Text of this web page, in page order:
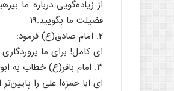
از زیاده‌گویی درباره ما
فضیلت ما بگویید.۱۹
۲. امام صادق(ع) فرمود:
ای کامل! برای ما پروردگاری
۳. امام باقر(ع) خطاب به ابوحمزه ثمالی فرمود:
ای ابا حمزه! علی را پایین‌تر